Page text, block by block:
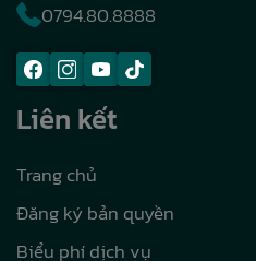
0794.80.8888
Liên kết
Trang chủ
Đăng ký bản quyền
Biểu phí dịch vụ